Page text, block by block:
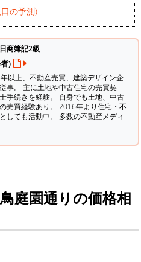
の予測)
商簿記2級
)
以上、不動産売買、建築デザイン企
事。 主に土地や中古住宅の売買契
手続きを経験。 自身でも土地、中古
売買経験あり。 2016年より住宅・不
しても活動中。 多数の不動産メディ
庭園通りの価格相